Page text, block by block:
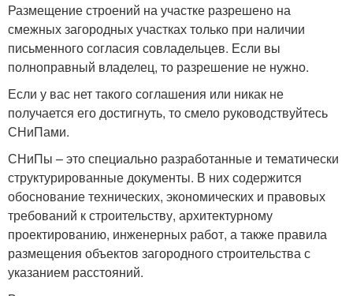
Размещение строений на участке разрешено на
смежных загородных участках только при наличии
письменного согласия совладельцев. Если вы
полноправный владелец, то разрешение не нужно.
Если у вас нет такого соглашения или никак не
получается его достигнуть, то смело руководствуйтесь
СНиПами.
СНиПы – это специально разработанные и тематически
структурированные документы. В них содержится
обоснование технических, экономических и правовых
требований к строительству, архитектурному
проектированию, инженерных работ, а также правила
размещения объектов загородного строительства с
указанием расстояний.